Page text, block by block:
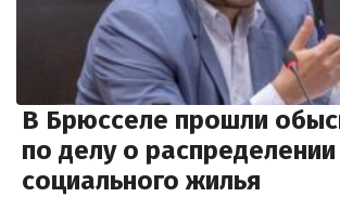
В Брюсселе прошли
по делу о распределении
социального жилья